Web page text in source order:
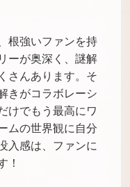
根強いファンを持
ーが奥深く、謎解
さんあります。そ
きがコラボレーシ
けでもう最高にワ
ムの世界観に自分
入感は、ファンに
！